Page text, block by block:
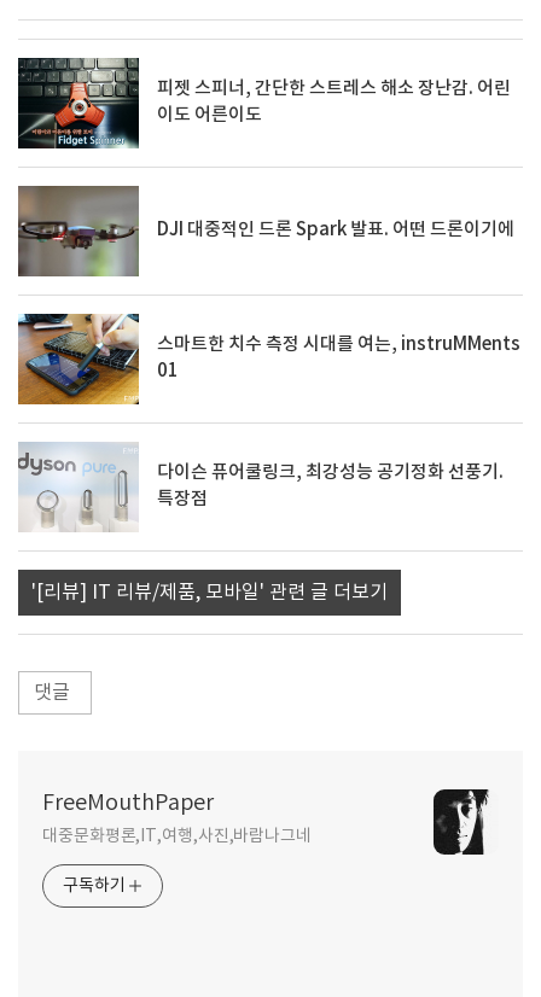
피젯 스피너, 간단한 스트레스 해소 장난감. 어린
이도 어른이도
DJI 대중적인 드론 Spark 발표. 어떤 드론이기에
스마트한 치수 측정 시대를 여는, instruMMents
01
다이슨 퓨어쿨링크, 최강성능 공기정화 선풍기.
특장점
'[리뷰] IT 리뷰/제품, 모바일' 관련 글 더보기
댓글
FreeMouthPaper
대중문화평론,IT,여행,사진,바람나그네
구독하기